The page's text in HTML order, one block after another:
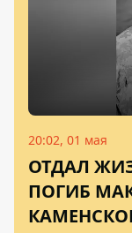
20:02, 01 мая
ОТДАЛ
ПОГИБ